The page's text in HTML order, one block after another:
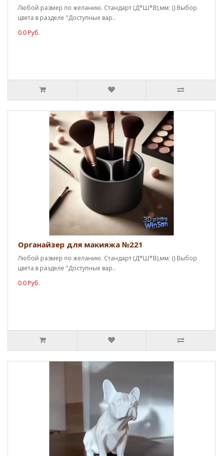
Любой размер по желанию. Стандарт (Д*Ш*В),мм: () Выбор
цвета в разделе "Доступные вар..
0.0 Руб.
Органайзер для макияжа №221
Любой размер по желанию. Стандарт (Д*Ш*В),мм: () Выбор
цвета в разделе "Доступные вар..
0.0 Руб.